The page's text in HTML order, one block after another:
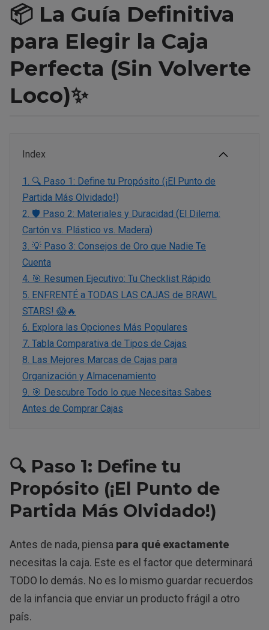
📦 La Guía Definitiva
para Elegir la Caja
Perfecta (Sin Volverte
Loco)✨
Index
1. 🔍 Paso 1: Define tu Propósito (¡El Punto de
Partida Más Olvidado!)
2. 🛡️ Paso 2: Materiales y Duracidad (El Dilema:
Cartón vs. Plástico vs. Madera)
3. 💡 Paso 3: Consejos de Oro que Nadie Te
Cuenta
4. 🎯 Resumen Ejecutivo: Tu Checklist Rápido
5. ENFRENTÉ a TODAS LAS CAJAS de BRAWL
STARS! 😱🔥
6. Explora las Opciones Más Populares
7. Tabla Comparativa de Tipos de Cajas
8. Las Mejores Marcas de Cajas para
Organización y Almacenamiento
9. 🎯 Descubre Todo lo que Necesitas Sabes
Antes de Comprar Cajas
🔍 Paso 1: Define tu
Propósito (¡El Punto de
Partida Más Olvidado!)
Antes de nada, piensa para qué exactamente
necesitas la caja. Este es el factor que determinará
TODO lo demás. No es lo mismo guardar recuerdos
de la infancia que enviar un producto frágil a otro
país.